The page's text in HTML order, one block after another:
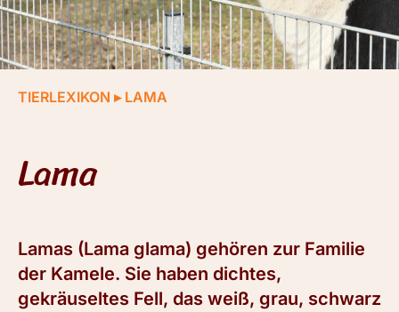
TIERLEXIKON ▸ LAMA
Lama
Lamas (Lama glama) gehören zur Familie
der Kamele. Sie haben dichtes,
gekräuseltes Fell, das weiß, grau, schwarz